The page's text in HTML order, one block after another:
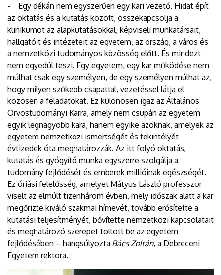
- Egy dékán nem egyszerűen egy kari vezető. Hidat épít
az oktatás és a kutatás között, összekapcsolja a
klinikumot az alapkutatásokkal, képviseli munkatársait,
hallgatóit és intézeteit az egyetem, az ország, a város és
a nemzetközi tudományos közösség előtt. És mindezt
nem egyedül teszi. Egy egyetem, egy kar működése nem
múlhat csak egy személyen, de egy személyen múlhat az,
hogy milyen szűkebb csapattal, vezetéssel látja el
közösen a feladatokat. Ez különösen igaz az Általános
Orvostudományi Karra, amely nem csupán az egyetem
egyik legnagyobb kara, hanem egyike azoknak, amelyek az
egyetem nemzetközi ismertségét és tekintélyét
évtizedek óta meghatározzák. Az itt folyó oktatás,
kutatás és gyógyító munka egyszerre szolgálja a
tudomány fejlődését és emberek millióinak egészségét.
Ez óriási felelősség, amelyet Mátyus László professzor
viselt az elmúlt tizenhárom évben, mely időszak alatt a kar
megőrizte kiváló szakmai hírnevét, tovább erősítette a
kutatási teljesítményét, bővítette nemzetközi kapcsolatait
és meghatározó szerepet töltött be az egyetem
fejlődésében – hangsúlyozta Bács Zoltán, a Debreceni
Egyetem rektora.